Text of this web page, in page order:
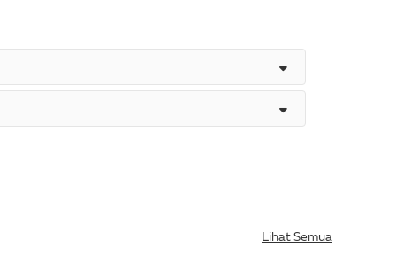
Lihat Semua